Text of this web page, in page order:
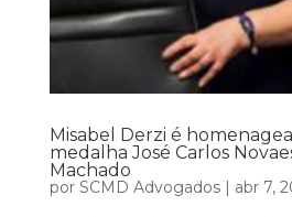
Misabel Derzi é
medalha José Carlos
Machado
por SCMD Advogados| abr 7,